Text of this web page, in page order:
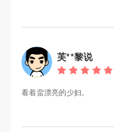
芙**黎说
看着蛮漂亮的少妇。